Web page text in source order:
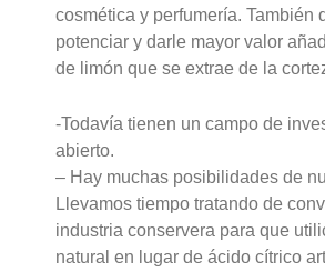
cosmética y perfumería. También
potenciar y darle mayor valor
de limón que se extrae de la
-Todavía tienen un campo de
abierto.
– Hay muchas posibilidades de
Llevamos tiempo tratando de
industria conservera para que
natural en lugar de ácido cítrico